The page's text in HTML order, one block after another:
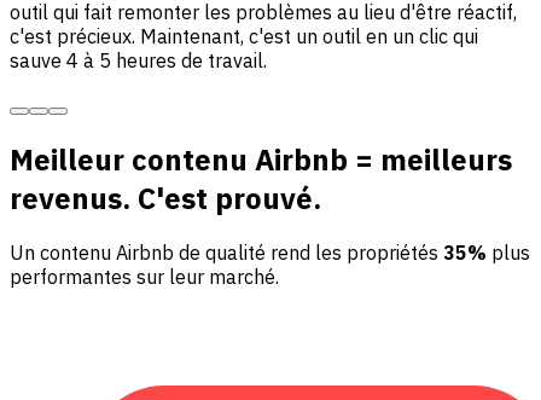
outil qui fait remonter les problèmes au lieu d'être réactif,
c'est précieux. Maintenant, c'est un outil en un clic qui
sauve 4 à 5 heures de travail.
Meilleur contenu Airbnb = meilleurs
revenus. C'est prouvé.
Un contenu Airbnb de qualité rend les propriétés 35% plus
performantes sur leur marché.